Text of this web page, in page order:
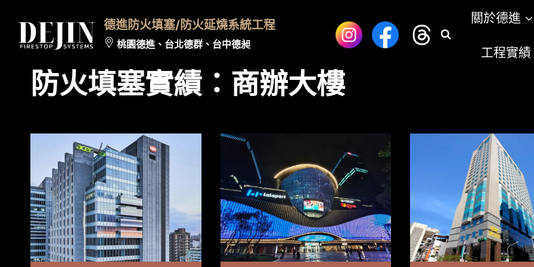
content
德進防火填塞/防火延燒系統工程
桃園德進 、 台北德群 、 台中德昶
關於德進
工程實績
防火填塞實績：商辦大樓